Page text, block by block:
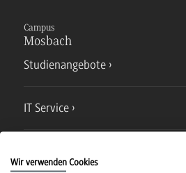
Campus
Mosbach
Studienangebote
IT Service
Wir verwenden Cookies